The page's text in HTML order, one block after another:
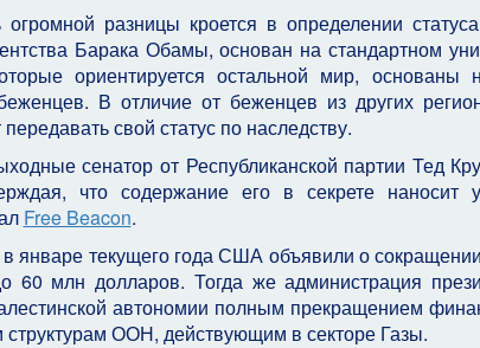
огромной разницы кроется в определении
Барака Обамы, основан на стандартном
ориентируется остальной мир, основаны
В отличие от беженцев из других
свой статус по наследству.
сенатор от Республиканской партии Тед
что содержание его в секрете наносит
Free Beacon.
январе текущего года США объявили о
60 млн долларов. Тогда же администрация
автономии полным прекращением
структурам ООН, действующим в секторе Газы.